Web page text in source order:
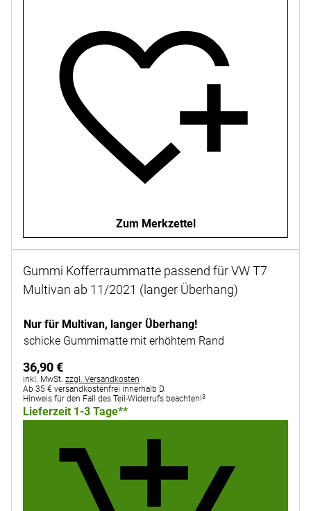
Zum Merkzettel
Gummi Kofferraummatte passend für VW T7
Multivan ab 11/2021 (langer Überhang)
Nur für Multivan, langer Überhang!
schicke Gummimatte mit erhöhtem Rand
36,90€
Steuerhinweis:
inkl. MwSt. zzgl. Versandkosten
Ab 35 € versandkostenfrei innerhalb D.
Hinweis für den Fall des Teil-Widerrufs beachten!3
Lieferzeit 1-3 Tage**